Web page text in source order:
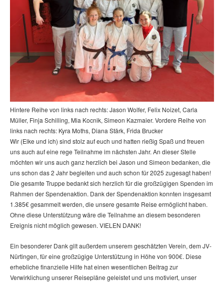
Hintere Reihe von links nach rechts: Jason Wolfer, Felix Noizet, Carla
Müller, Finja Schilling, Mia Kocnik, Simeon Kazmaier. Vordere Reihe von
links nach rechts: Kyra Moths, Diana Stärk, Frida Brucker
Wir (Elke und ich) sind stolz auf euch und hatten rießig Spaß und freuen
uns auch auf eine rege Teilnahme im nächsten Jahr. An dieser Stelle
möchten wir uns auch ganz herzlich bei Jason und Simeon bedanken, die
uns schon das 2 Jahr begleiten und auch schon für 2025 zugesagt haben!
Die gesamte Truppe bedankt sich herzlich für die großzügigen Spenden im
Rahmen der Spendenaktion. Dank der Spendenaktion konnten insgesamt
1.385€ gesammelt werden, die unsere gesamte Reise ermöglicht haben.
Ohne diese Unterstützung wäre die Teilnahme an diesem besonderen
Ereignis nicht möglich gewesen. VIELEN DANK!
Ein besonderer Dank gilt außerdem unserem geschätzten Verein, dem JV-
Nürtingen, für eine großzügige Unterstützung in Höhe von 900€. Diese
erhebliche finanzielle Hilfe hat einen wesentlichen Beitrag zur
Verwirklichung unserer Reisepläne geleistet und uns motiviert, unser